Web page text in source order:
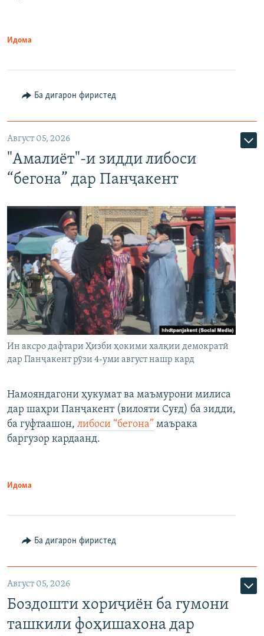
Идома
Ба дигарон фиристед
Август 05, 2026
"Амалиёт"-и зидди либоси
“бегона” дар Панҷакент
Ин аксро дафтари Ҳизби ҳокими халқии демократӣ
дар Панҷакент рӯзи 4-уми август нашр кард
Намояндагони ҳукумат ва маъмурони милиса
дар шаҳри Панҷакент (вилояти Суғд) ба зидди,
ба гуфтаашон, либоси “бегона” маърака
баргузор кардаанд.
Идома
Ба дигарон фиристед
Август 05, 2026
Боздошти хориҷиён ба гумони
ташкили фоҳишахона дар